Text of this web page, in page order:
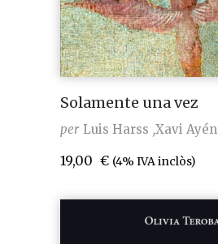
Solamente una vez
per Luis Harss Xavi Ayén
19,00 € (4% IVA inclòs)